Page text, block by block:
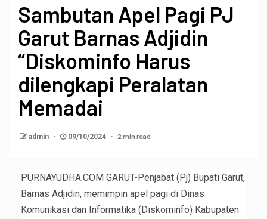
Sambutan Apel Pagi PJ
Garut Barnas Adjidin
“Diskominfo Harus
dilengkapi Peralatan
Memadai
admin 09/10/2024 2 min read
PURNAYUDHA.COM GARUT-Penjabat (Pj) Bupati Garut,
Barnas Adjidin, memimpin apel pagi di Dinas
Komunikasi dan Informatika (Diskominfo) Kabupaten